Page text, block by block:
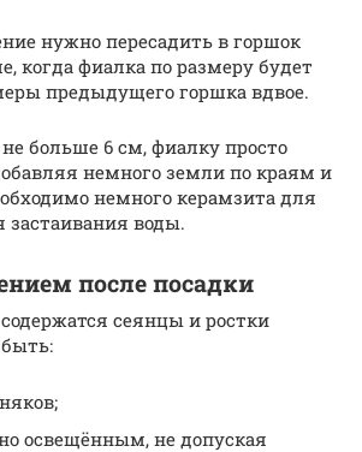
нужно пересадить в горшок
когда фиалка по размеру будет
предыдущего горшка вдвое.
больше 6 см, фиалку просто
немного земли по краям и
немного керамзита для
воды.
после посадки
сеянцы и ростки
освещённым, не допуская